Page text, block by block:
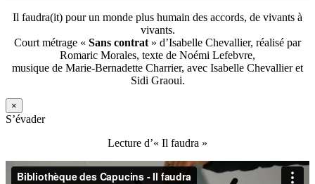
Il faudra(it) pour un monde plus humain des accords, de vivants à
vivants.
Court métrage « Sans contrat » d’Isabelle Chevallier, réalisé par
Romaric Morales, texte de Noémi Lefebvre,
musique de Marie-Bernadette Charrier, avec Isabelle Chevallier et
Sidi Graoui.
×
S’évader
Lecture d’« Il faudra »